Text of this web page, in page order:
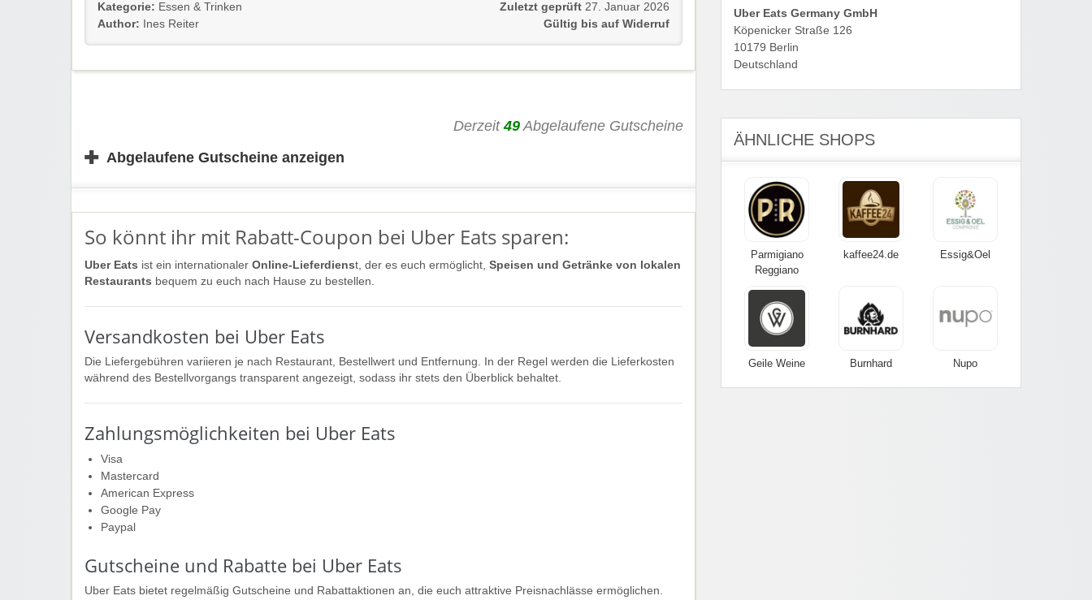
Kategorie: Essen & Trinken
Author: Ines Reiter
Zuletzt geprüft 27. Januar 2026
Gültig bis auf Widerruf
Derzeit49Abgelaufene Gutscheine
✚ Abgelaufene Gutscheine anzeigen
So könnt ihr mit Rabatt-Coupon bei Uber Eats sparen:
Uber Eats ist ein internationaler Online-Lieferdienst, der es euch ermöglicht, Speisen und Getränke von lokalen
Restaurants bequem zu euch nach Hause zu bestellen.
Versandkosten bei Uber Eats
Die Liefergebühren variieren je nach Restaurant, Bestellwert und Entfernung. In der Regel werden die Lieferkosten
während des Bestellvorgangs transparent angezeigt, sodass ihr stets den Überblick behaltet.
Zahlungsmöglichkeiten bei Uber Eats
Visa
Mastercard
American Express
Google Pay
Paypal
Gutscheine und Rabatte bei Uber Eats
Uber Eats bietet regelmäßig Gutscheine und Rabattaktionen an, die euch attraktive Preisnachlässe ermöglichen.
Uber Eats Germany GmbH
Köpenicker Straße 126
10179 Berlin
Deutschland
ÄHNLICHE SHOPS
Parmigiano
Reggiano
kaffee24.de Essig&Oel
Geile Weine Burnhard Nupo